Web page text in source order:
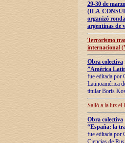
29-30 de
(ILA-
organizó
argentinas de
Terrorismo
internacional
Obra colectiva
”América
fue editada por
Latinoamérica
titular Boris
Salió a la luz el
Obra colectiva
“España: la
fue editada por
Ciencias de